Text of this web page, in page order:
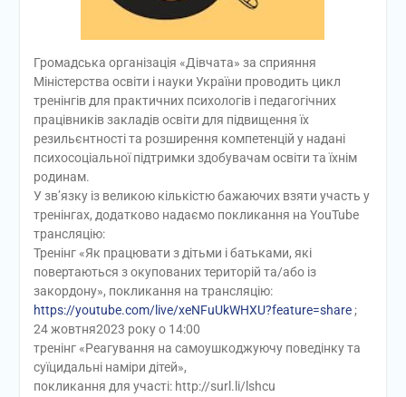
Громадська організація «Дівчата» за сприяння
Міністерства освіти і науки України проводить цикл
тренінгів для практичних психологів і педагогічних
працівників закладів освіти для підвищення їх
резильєнтності та розширення компетенцій у надані
психосоціальної підтримки здобувачам освіти та їхнім
родинам.
У зв’язку із великою кількістю бажаючих взяти участь у
тренінгах, додатково надаємо покликання на YouTube
трансляцію:
Тренінг «Як працювати з дітьми і батьками, які
повертаються з окупованих територій та/або із
закордону», покликання на трансляцію:
https://youtube.com/live/xeNFuUkWHXU?feature=share;
24 жовтня2023 року о 14:00
тренінг «Реагування на самоушкоджуючу поведінку та
суїцидальні наміри дітей»,
покликання для участі: http://surl.li/lshcu